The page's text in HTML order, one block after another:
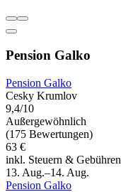
Pension Galko
Pension Galko
Cesky Krumlov
9,4/10
Außergewöhnlich
(175 Bewertungen)
63 €
inkl. Steuern & Gebühren
13. Aug.–14. Aug.
Pension Galko